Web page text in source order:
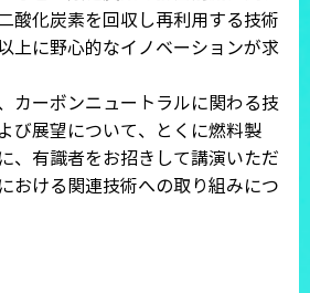
酸化炭素を回収し再利用する技術
上に野心的なイノベーションが求
カーボンニュートラルに関わる技
び展望について、とくに燃料製
、有識者をお招きして講演いただ
おける関連技術への取り組みにつ